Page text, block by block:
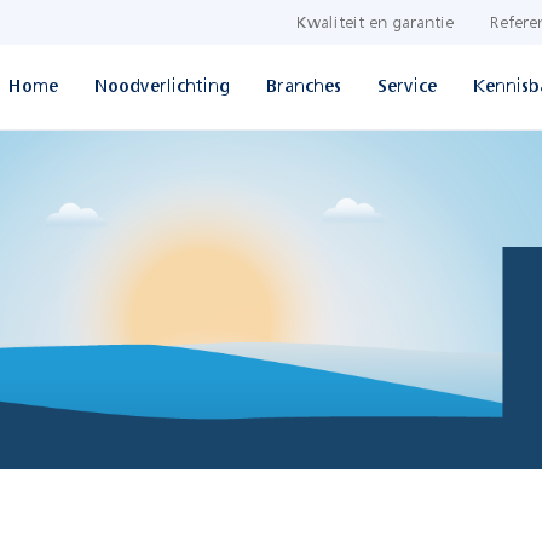
Kwaliteit en garantie
Home Noodverlichting Branches Service